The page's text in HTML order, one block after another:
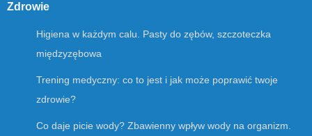
Zdrowie
Higiena w każdym calu. Pasty do zębów, szczoteczka
międzyzębowa
Trening medyczny: co to jest i jak może poprawić twoje
zdrowie?
Co daje picie wody? Zbawienny wpływ wody na organizm.